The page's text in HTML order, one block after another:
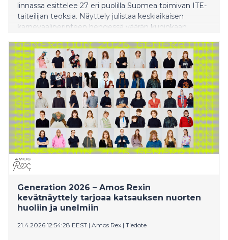
linnassa esittelee 27 eri puolilla Suomea toimivan ITE-
taiteilijan teoksia. Näyttely julistaa keskiaikaisen
karnevaaliperinteen hengessä väärän kuninkaan
vapautta. Näyttely on avoinna 28.5.2026–7.3.2027.
Generation 2026 – Amos Rexin
kevätnäyttely tarjoaa katsauksen nuorten
huoliin ja unelmiin
21.4.2026 12:54:28 EEST | Amos Rex | Tiedote